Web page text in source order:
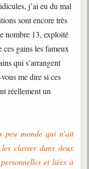
j’ai eu du mal
sont encore très
nombre 13, exploité
ces gains les fameux
qui s’arrangent
me dire si ces
réellement un
peu monde qui n’ait
classer dans deux
et liées à